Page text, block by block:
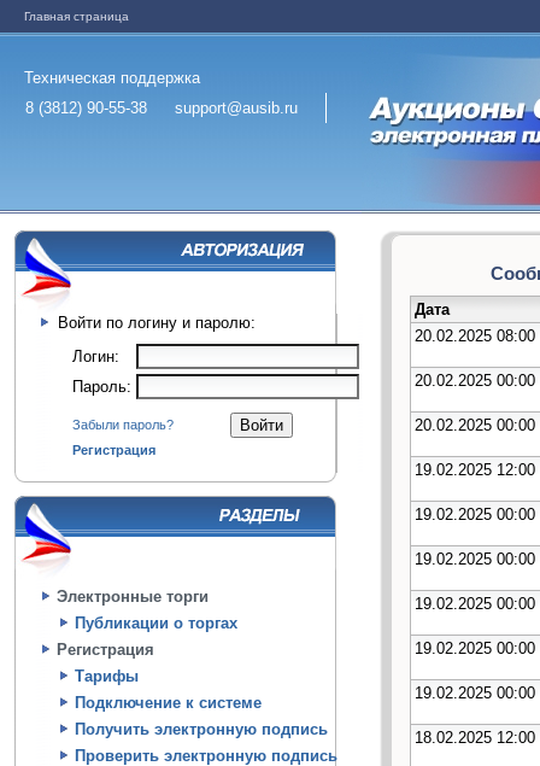
Главная страница
Техническая поддержка
8 (3812) 90-55-38
support@ausib.ru
Войти по логину и паролю:
Логин:
Пароль:
Забыли пароль?
Регистрация
Электронные торги
Публикации о торгах
Регистрация
Тарифы
Подключение к системе
Получить электронную подпись
Проверить электронную подпись
Дата
20.02.2025 08:00
20.02.2025 00:00
20.02.2025 00:00
19.02.2025 12:00
19.02.2025 00:00
19.02.2025 00:00
19.02.2025 00:00
19.02.2025 00:00
19.02.2025 00:00
18.02.2025 12:00